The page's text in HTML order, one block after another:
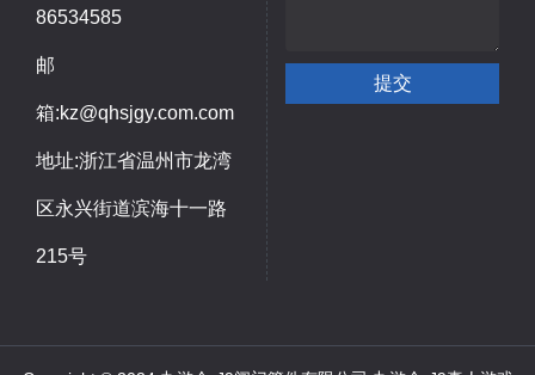
86534585
邮
箱:kz@qhsjgy.com.com
地址:浙江省温州市龙湾
区永兴街道滨海十一路
215号